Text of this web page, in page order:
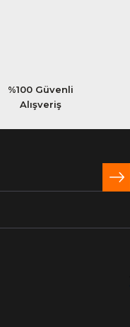
%100 Güvenli
Alışveriş